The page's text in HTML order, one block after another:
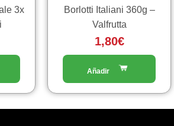
3x
Borlotti Italiani 360g –
Valfrutta
1,80€